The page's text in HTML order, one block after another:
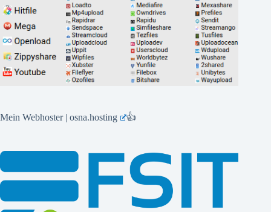
Mein Webhoster | osna.hosting 👍